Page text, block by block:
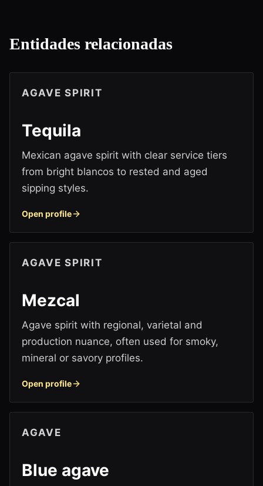
Entidades relacionadas
AGAVE SPIRIT
Tequila
Mexican agave spirit with clear service tiers
from bright blancos to rested and aged
sipping styles.
Open profile
AGAVE SPIRIT
Mezcal
Agave spirit with regional, varietal and
production nuance, often used for smoky,
mineral or savory profiles.
Open profile
AGAVE
Blue agave